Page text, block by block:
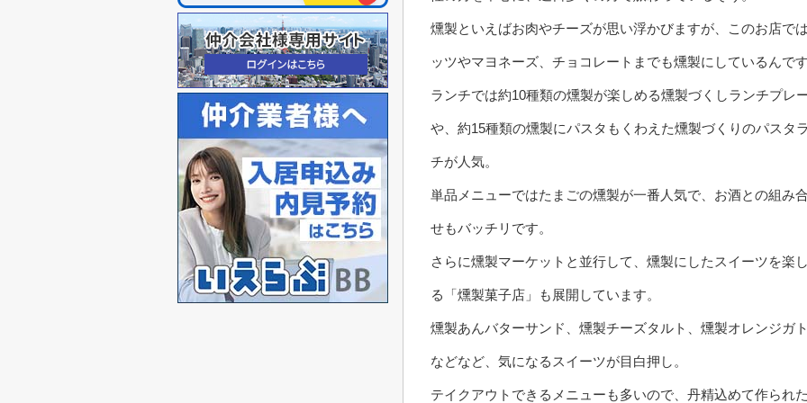
燻製といえばお肉やチーズが思い浮かびますが、このお店で
ッツやマヨネーズ、チョコレートまでも燻製にしているんです
ランチでは約10種類の燻製が楽しめる燻製づくしランチプレ
や、約15種類の燻製にパスタもくわえた燻製づくりのパスタ
チが人気。
単品メニューではたまごの燻製が一番人気で、お酒との組み
せもバッチリです。
さらに燻製マーケットと並行して、燻製にしたスイーツを楽
る「燻製菓子店」も展開しています。
燻製あんバターサンド、燻製チーズタルト、燻製オレンジガ
などなど、気になるスイーツが目白押し。
テイクアウトできるメニューも多いので、丹精込めて作られ